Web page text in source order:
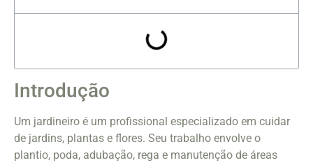
Introdução
Um jardineiro é um profissional especializado em cuidar
de jardins, plantas e flores. Seu trabalho envolve o
plantio, poda, adubação, rega e manutenção de áreas